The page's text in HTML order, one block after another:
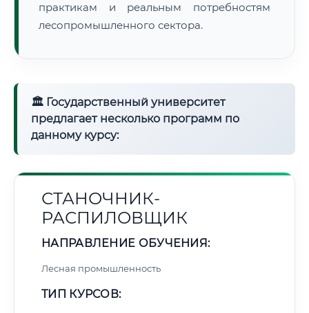
практикам и реальным потребностям
лесопромышленного сектора.
🏛 Государственный университет
предлагает несколько программ по
данному курсу:
СТАНОЧНИК-
РАСПИЛОВЩИК
НАПРАВЛЕНИЕ ОБУЧЕНИЯ:
Лесная промышленность
ТИП КУРСОВ: